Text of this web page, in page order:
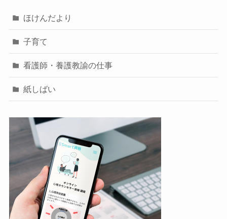
ほけんだより
子育て
看護師・養護教諭の仕事
紙しばい